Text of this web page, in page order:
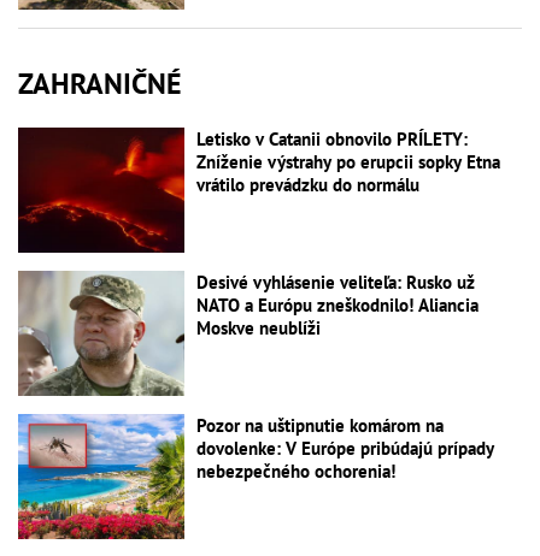
ZAHRANIČNÉ
Letisko v Catanii obnovilo PRÍLETY:
Zníženie výstrahy po erupcii sopky Etna
vrátilo prevádzku do normálu
Desivé vyhlásenie veliteľa: Rusko už
NATO a Európu zneškodnilo! Aliancia
Moskve neublíži
Pozor na uštipnutie komárom na
dovolenke: V Európe pribúdajú prípady
nebezpečného ochorenia!